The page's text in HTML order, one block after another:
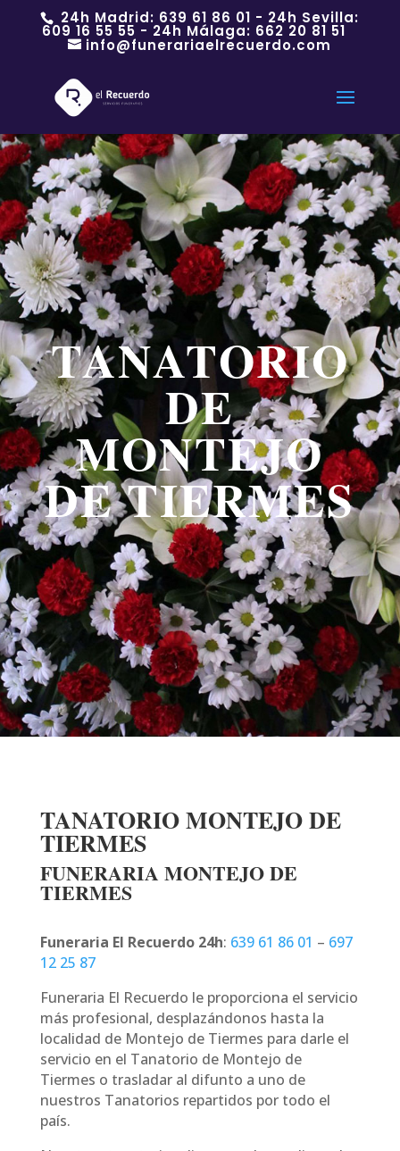
24h Madrid: 639 61 86 01 - 24h Sevilla:
609 16 55 55 - 24h Málaga: 662 20 81 51
info@funerariaelrecuerdo.com
TANATORIO
DE
MONTEJO
DE TIERMES
TANATORIO MONTEJO DE
TIERMES
FUNERARIA MONTEJO DE
TIERMES
Funeraria El Recuerdo 24h: 639 61 86 01 – 697
12 25 87
Funeraria El Recuerdo le proporciona el servicio
más profesional, desplazándonos hasta la
localidad de Montejo de Tiermes para darle el
servicio en el Tanatorio de Montejo de
Tiermes o trasladar al difunto a uno de
nuestros Tanatorios repartidos por todo el
país.